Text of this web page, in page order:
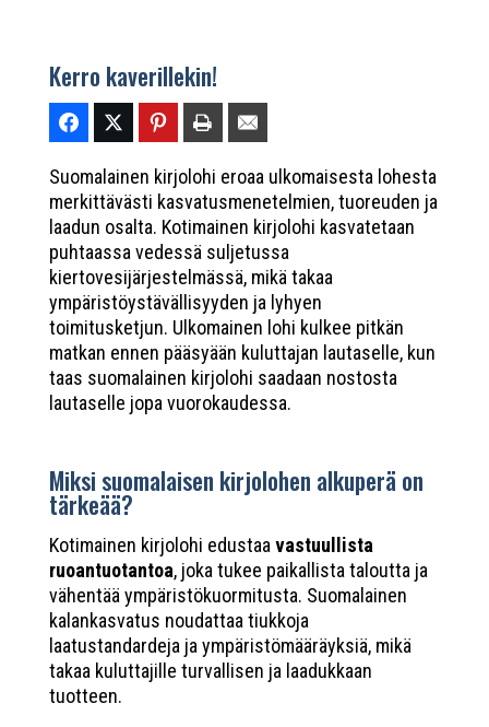
Kerro kaverillekin!
Suomalainen kirjolohi eroaa ulkomaisesta lohesta
merkittävästi kasvatusmenetelmien, tuoreuden ja
laadun osalta. Kotimainen kirjolohi kasvatetaan
puhtaassa vedessä suljetussa
kiertovesijärjestelmässä, mikä takaa
ympäristöystävällisyyden ja lyhyen
toimitusketjun. Ulkomainen lohi kulkee pitkän
matkan ennen pääsyään kuluttajan lautaselle, kun
taas suomalainen kirjolohi saadaan nostosta
lautaselle jopa vuorokaudessa.
Miksi suomalaisen kirjolohen alkuperä on
tärkeää?
Kotimainen kirjolohi edustaa vastuullista
ruoantuotantoa, joka tukee paikallista taloutta ja
vähentää ympäristökuormitusta. Suomalainen
kalankasvatus noudattaa tiukkoja
laatustandardeja ja ympäristömääräyksiä, mikä
takaa kuluttajille turvallisen ja laadukkaan
tuotteen.